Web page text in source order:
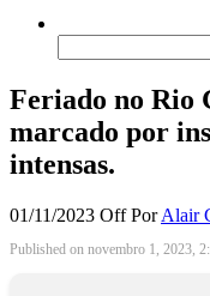
por:
Feriado no Rio
marcado por
intensas.
01/11/2023 OffPor Alair
Published on novembro 1, 2023,